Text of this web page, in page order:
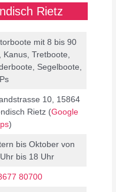
Rietz
mit 8 bis 90
Kanus, Tretboote,
Segelboote,
10, 15864
Rietz (Google
)
bis Oktober von
bis 18 Uhr
80700